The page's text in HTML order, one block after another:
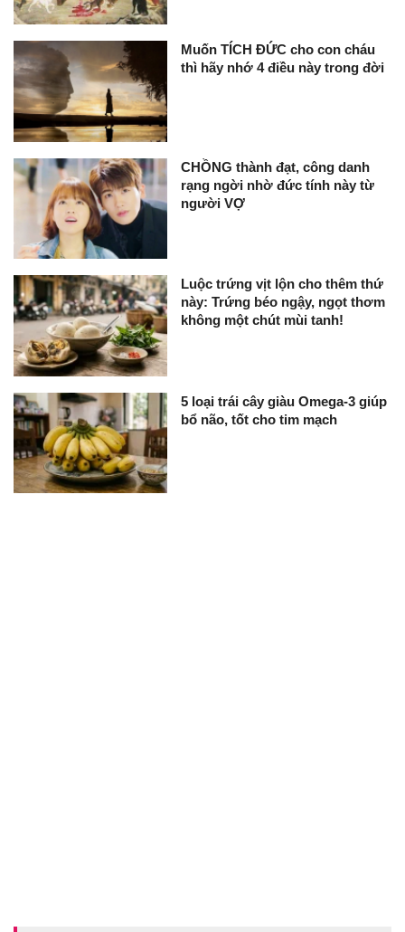
Muốn TÍCH ĐỨC cho con cháu
thì hãy nhớ 4 điều này trong đời
CHỒNG thành đạt, công danh
rạng ngời nhờ đức tính này từ
người VỢ
Luộc trứng vịt lộn cho thêm thứ
này: Trứng béo ngậy, ngọt thơm
không một chút mùi tanh!
5 loại trái cây giàu Omega-3 giúp
bổ não, tốt cho tim mạch